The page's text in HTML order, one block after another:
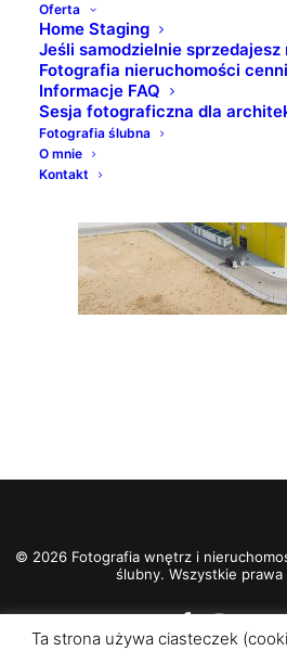
Oferta
Home Staging
Jeśli samodzielnie sprzedajesz
Fotografia nieruchomości
Informacje FAQ
Sesja fotograficzna dla
Fotografia ślubna
O mnie
Kontakt
© 2026 Fotografia wnętrz i
ślubny. Wszystkie
Ta strona używa ciasteczek